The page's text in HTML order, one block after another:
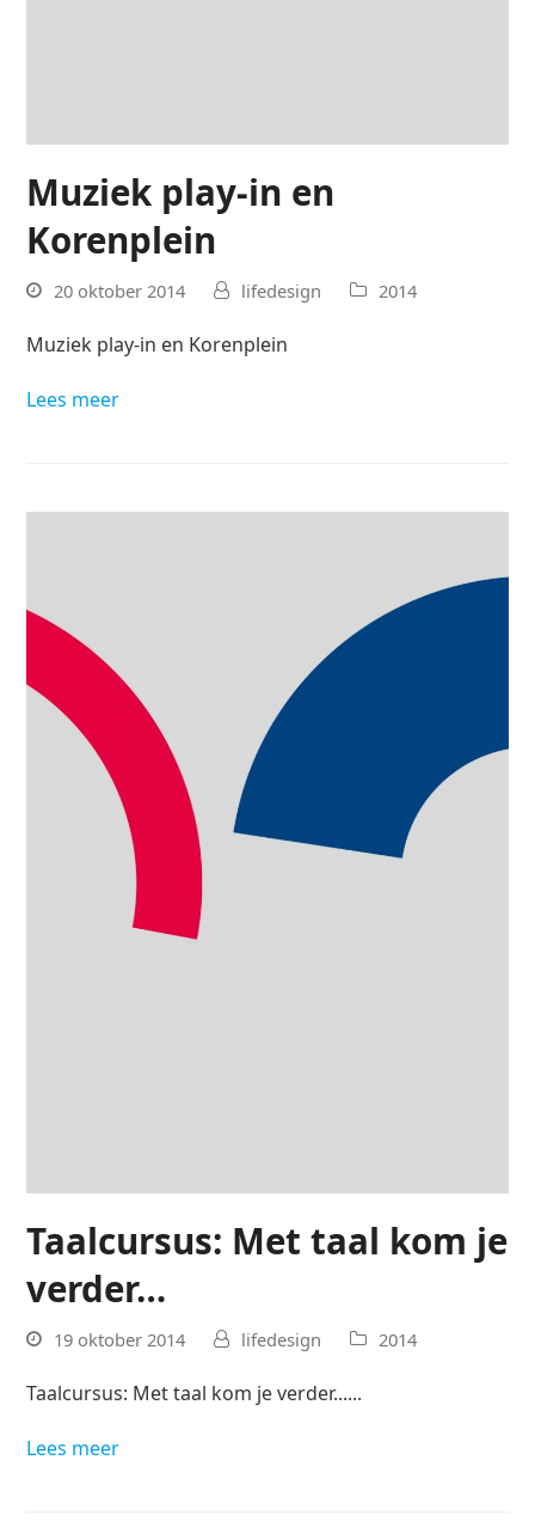
Muziek play-in en
Korenplein
20 oktober 2014 lifedesign 2014
Muziek play-in en Korenplein
Lees meer
Taalcursus: Met taal kom je
verder…
19 oktober 2014 lifedesign 2014
Taalcursus: Met taal kom je verder......
Lees meer